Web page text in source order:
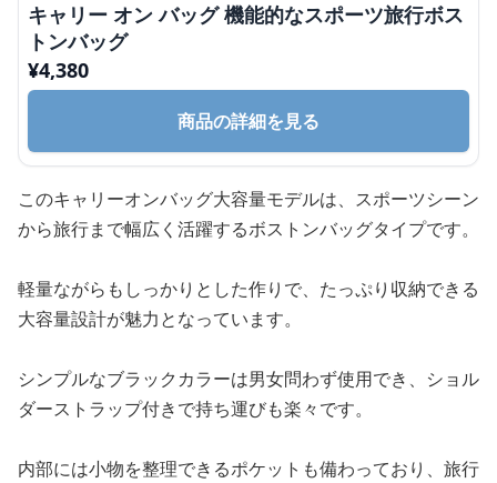
キャリー オン バッグ 機能的なスポーツ旅行ボス
トンバッグ
¥4,380
商品の詳細を見る
このキャリーオンバッグ大容量モデルは、スポーツシーン
から旅行まで幅広く活躍するボストンバッグタイプです。
軽量ながらもしっかりとした作りで、たっぷり収納できる
大容量設計が魅力となっています。
シンプルなブラックカラーは男女問わず使用でき、ショル
ダーストラップ付きで持ち運びも楽々です。
内部には小物を整理できるポケットも備わっており、旅行